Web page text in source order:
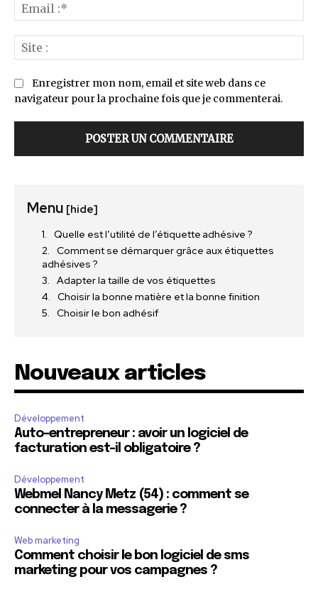
:*
:
Enregistrer mon nom, email et site web dans ce
navigateur pour la prochaine fois que je commenterai.
Menu [hide]
Quelle est l’utilité de l’étiquette adhésive ?
Comment se démarquer grâce aux étiquettes
adhésives ?
Adapter la taille de vos étiquettes
Choisir la bonne matière et la bonne finition
Choisir le bon adhésif
Nouveaux articles
Développement
Auto-entrepreneur : avoir un logiciel de
facturation est-il obligatoire ?
Développement
Webmel Nancy Metz (54) : comment se
connecter à la messagerie ?
Web marketing
Comment choisir le bon logiciel de sms
marketing pour vos campagnes ?